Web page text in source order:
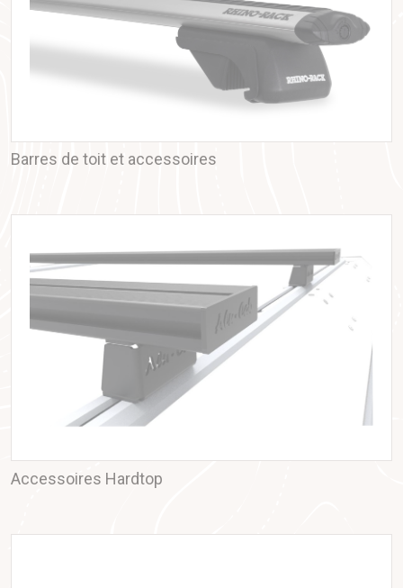
Barres de toit et accessoires
Accessoires Hardtop